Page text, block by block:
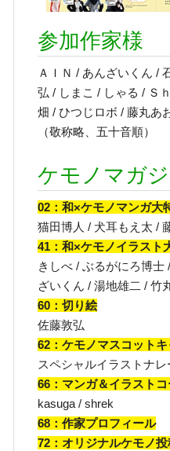
参加作家様
ＡＩＮ / あんざいくん /
弘 / しまこ / しゃる / Ｓ
畑 / ひつじロボ / 藤丸あ
（敬称略、五十音順）
ケモノマガ
02：和×ケモノマンガ大
猫田博人 / 犬耳もえ太 /
41：和×ケモノイラスト
きしべ / ぶるがにろ博
ざいくん / 湯地雄二 / 竹
60：切り絵
佐藤敦弘
62：ケモノマスコット
スペシャルイラストナ
66：マンガ＆イラスト
kasuga / shrek
68：作家プロフィール
72：オリジナルケモノ